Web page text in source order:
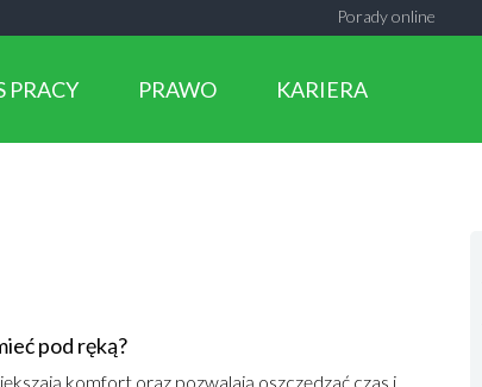
Porady online
PRACY PRAWO KARIERA
pod ręką?
komfort oraz pozwalają oszczędzać czas i